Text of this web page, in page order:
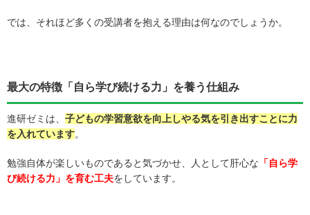
では、それほど多くの受講者を抱える理由は何なのでしょうか。
最大の特徴「自ら学び続ける力」を養う仕組み
進研ゼミは、 子どもの学習意欲を向上しやる気を引き出すことに力
を入れています。
勉強自体が楽しいものであると気づかせ、人として肝心な 「自ら学
び続ける力」を育む工夫をしています。